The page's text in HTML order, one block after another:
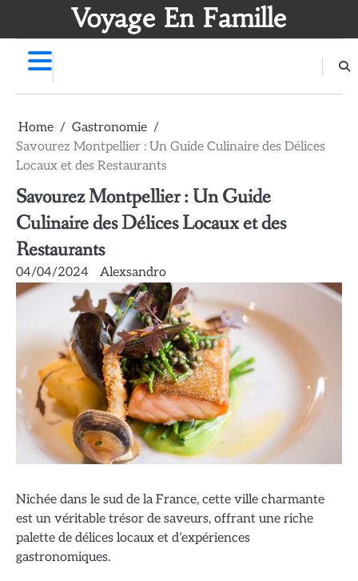
Voyage En Famille
Home
Gastronomie
Savourez Montpellier : Un Guide Culinaire des Délices
Locaux et des Restaurants
Savourez Montpellier : Un Guide
Culinaire des Délices Locaux et des
Restaurants
04/04/2024 Alexsandro
Nichée dans le sud de la France, cette ville charmante
est un véritable trésor de saveurs, offrant une riche
palette de délices locaux et d’expériences
gastronomiques.